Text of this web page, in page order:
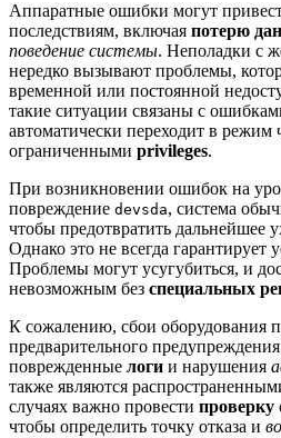
Аппаратные ошибки могут
последствиям, включая потерю
поведение системы. Неполадки с
нередко вызывают проблемы,
временной или постоянной
такие ситуации связаны с
автоматически переходит в режим
ограниченными privileges.
При возникновении ошибок на
повреждение devsda, система
чтобы предотвратить дальнейшее
Однако это не всегда гарантирует
Проблемы могут усугубиться, и
невозможным без специальных
К сожалению, сбои оборудования
предварительного
поврежденные логи и нарушения
также являются
случаях важно провести проверку
чтобы определить точку отказа и